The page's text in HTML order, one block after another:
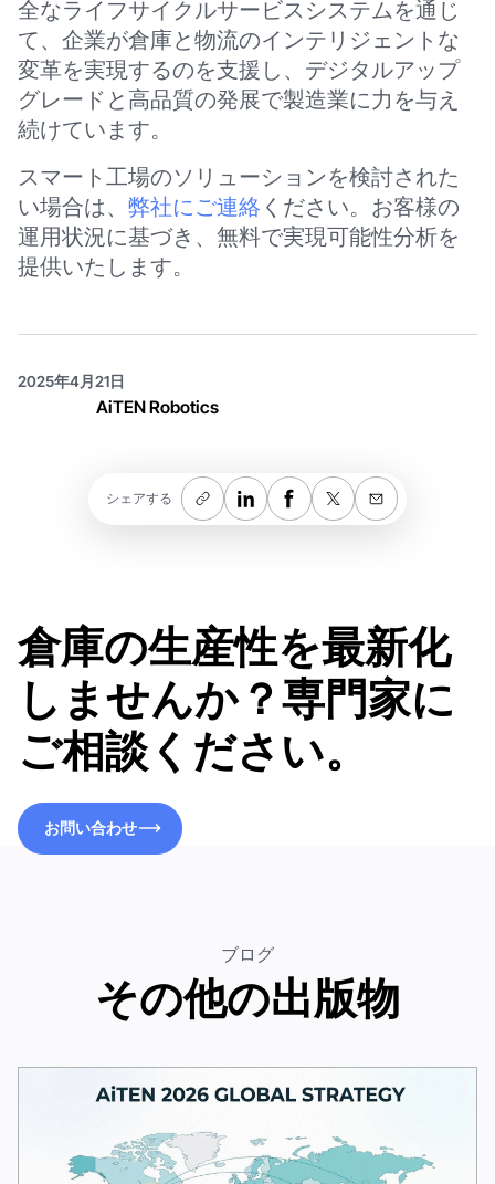
全なライフサイクルサービスシステムを通じ
て、企業が倉庫と物流のインテリジェントな
変革を実現するのを支援し、デジタルアップ
グレードと高品質の発展で製造業に力を与え
続けています。
スマート工場のソリューションを検討された
い場合は、 弊社にご連絡 ください。お客様の
運用状況に基づき、無料で実現可能性分析を
提供いたします。
2025年4月21日
AiTEN Robotics
シェアする
倉庫の生産性を最新化
しませんか？専門家に
ご相談ください。
お問い合わせ
ブログ
その他の出版物